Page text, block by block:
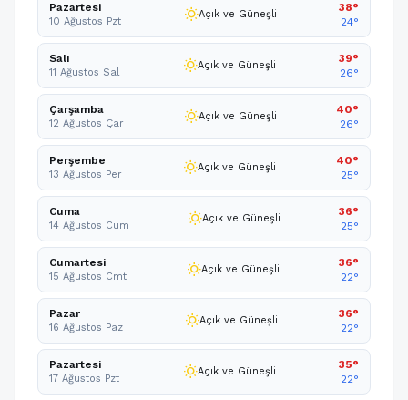
Pazartesi
10 Ağustos Pzt wb_sunnyAçık ve Güneşli
38°
24°
Salı
11 Ağustos Sal wb_sunnyAçık ve Güneşli
39°
26°
Çarşamba
12 Ağustos Çar wb_sunnyAçık ve Güneşli
40°
26°
Perşembe
13 Ağustos Per wb_sunnyAçık ve Güneşli
40°
25°
Cuma
14 Ağustos Cum wb_sunnyAçık ve Güneşli
36°
25°
Cumartesi
15 Ağustos Cmt wb_sunnyAçık ve Güneşli
36°
22°
Pazar
16 Ağustos Paz wb_sunnyAçık ve Güneşli
36°
22°
Pazartesi
17 Ağustos Pzt wb_sunnyAçık ve Güneşli
35°
22°